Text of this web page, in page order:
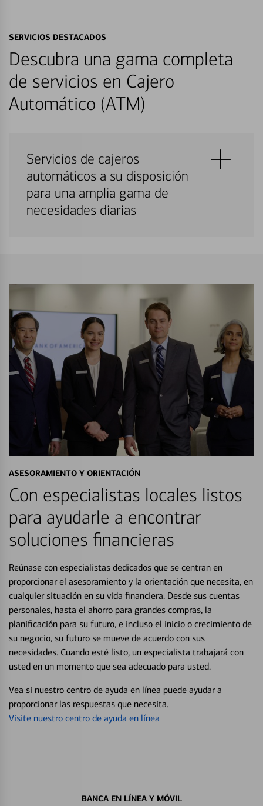
SERVICIOS DESTACADOS
Descubra una gama completa
de servicios en Cajero
Automático (ATM)
Servicios de cajeros
automáticos a su disposición
para una amplia gama de
necesidades diarias
ASESORAMIENTO Y ORIENTACIÓN
Con especialistas locales listos
para ayudarle a encontrar
soluciones financieras
Reúnase con especialistas dedicados que se centran en
proporcionar el asesoramiento y la orientación que necesita, en
cualquier situación en su vida financiera. Desde sus cuentas
personales, hasta el ahorro para grandes compras, la
planificación para su futuro, e incluso el inicio o crecimiento de
su negocio, su futuro se mueve de acuerdo con sus
necesidades. Cuando esté listo, un especialista trabajará con
usted en un momento que sea adecuado para usted.
Vea si nuestro centro de ayuda en línea puede ayudar a
proporcionar las respuestas que necesita.
Visite nuestro centro de ayuda en línea
BANCA EN LÍNEA Y MÓVIL